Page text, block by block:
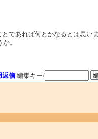
であれば何とかなるとは思い
。
返信 編集キー/